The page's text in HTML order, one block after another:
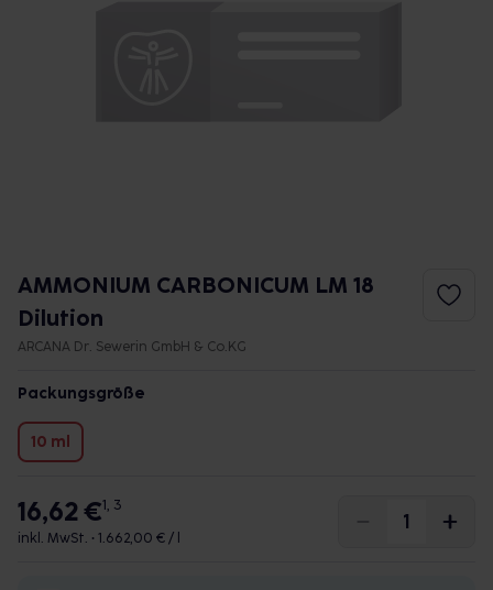
AMMONIUM CARBONICUM LM 18
Dilution
ARCANA Dr. Sewerin GmbH & Co.KG
Packungsgröße
10 ml
16,62 €1, 3
inkl. MwSt. • 1.662,00 € / l